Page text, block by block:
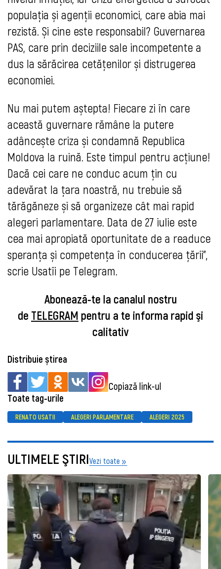
populația și agenții economici, care abia mai
rezistă. Și cine este responsabil? Guvernarea
PAS, care prin deciziile sale incompetente a
dus la sărăcirea cetățenilor și distrugerea
economiei.
Nu mai putem aștepta! Fiecare zi în care
această guvernare rămâne la putere
adâncește criza și condamnă Republica
Moldova la ruină. Este timpul pentru acțiune!
Dacă cei care ne conduc acum țin cu
adevărat la țara noastră, nu trebuie să
tărăgăneze și să organizeze cât mai rapid
alegeri parlamentare. Data de 27 iulie este
cea mai apropiată oportunitate de a readuce
speranța și competența în conducerea țării”,
scrie Usatîi pe Telegram.
Abonează-te la canalul nostru
de TELEGRAM pentru a te informa rapid şi
calitativ
Distribuie știrea
Copiază link-ul
Toate tag-urile
RENATO USATII ALEGERI PARLAMENTARE ALEGERI 2025
ULTIMELE ŞTIRIVezi toate